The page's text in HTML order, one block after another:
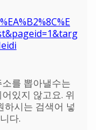
를 뽑아낼수는
있지 않고요. 위
시는 검색어 넣
다.